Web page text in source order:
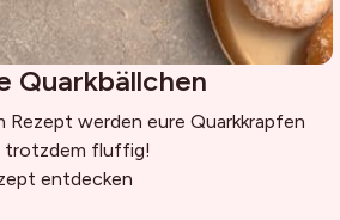
Quarkbällchen
Rezept werden eure Quarkkrapfen
trotzdem fluffig!
entdecken